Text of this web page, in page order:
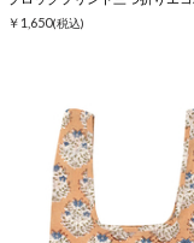
￥1,650(税込)